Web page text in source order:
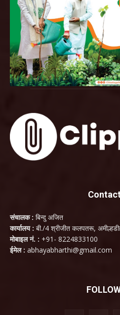
संचालक : बिन्दु अजित
कार्यालय : बी./4 श्रीजीत कलपतरू,
मोबाइल नं. : +91- 8224833100
ईमेल : abhayabharthi@gmail.com